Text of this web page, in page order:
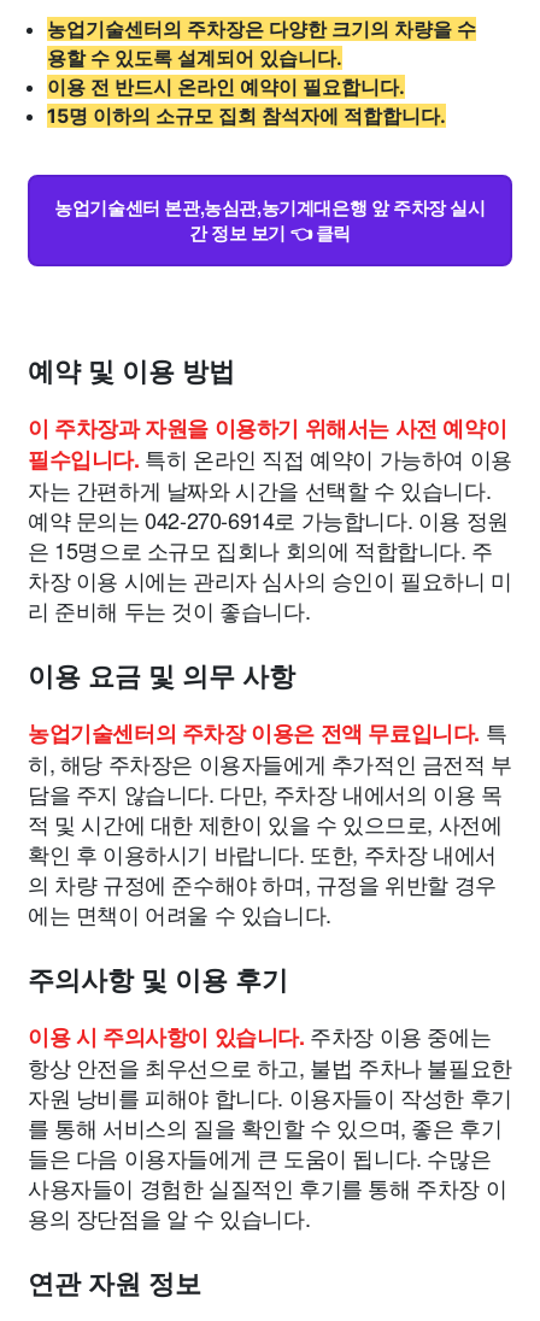
농업기술센터의 주차장은 다양한 크기의 차량을 수
용할 수 있도록 설계되어 있습니다.
이용 전 반드시 온라인 예약이 필요합니다.
15명 이하의 소규모 집회 참석자에 적합합니다.
농업기술센터 본관,농심관,농기계대은행 앞 주차장 실시
간 정보 보기 👈 클릭
예약 및 이용 방법
이 주차장과 자원을 이용하기 위해서는 사전 예약이
필수입니다. 특히 온라인 직접 예약이 가능하여 이용
자는 간편하게 날짜와 시간을 선택할 수 있습니다.
예약 문의는 042-270-6914로 가능합니다. 이용 정원
은 15명으로 소규모 집회나 회의에 적합합니다. 주
차장 이용 시에는 관리자 심사의 승인이 필요하니 미
리 준비해 두는 것이 좋습니다.
이용 요금 및 의무 사항
농업기술센터의 주차장 이용은 전액 무료입니다. 특
히, 해당 주차장은 이용자들에게 추가적인 금전적 부
담을 주지 않습니다. 다만, 주차장 내에서의 이용 목
적 및 시간에 대한 제한이 있을 수 있으므로, 사전에
확인 후 이용하시기 바랍니다. 또한, 주차장 내에서
의 차량 규정에 준수해야 하며, 규정을 위반할 경우
에는 면책이 어려울 수 있습니다.
주의사항 및 이용 후기
이용 시 주의사항이 있습니다. 주차장 이용 중에는
항상 안전을 최우선으로 하고, 불법 주차나 불필요한
자원 낭비를 피해야 합니다. 이용자들이 작성한 후기
를 통해 서비스의 질을 확인할 수 있으며, 좋은 후기
들은 다음 이용자들에게 큰 도움이 됩니다. 수많은
사용자들이 경험한 실질적인 후기를 통해 주차장 이
용의 장단점을 알 수 있습니다.
연관 자원 정보